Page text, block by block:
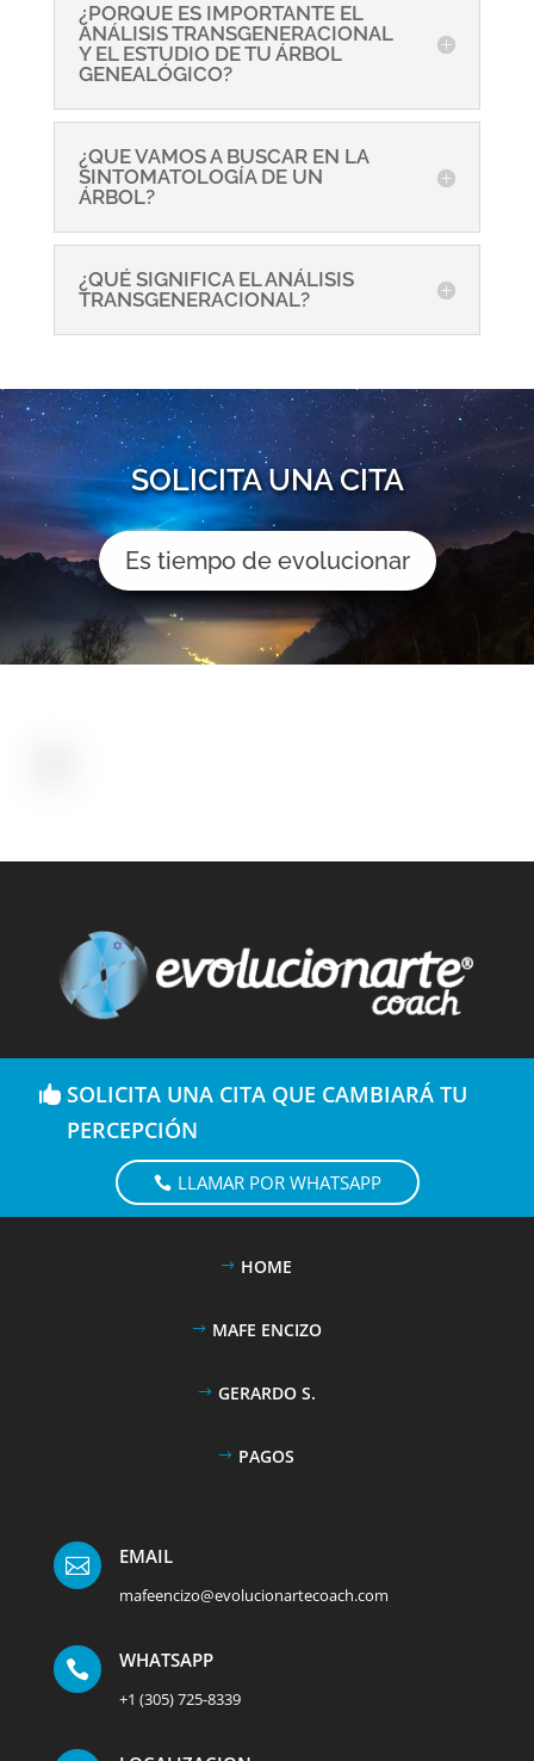
¿PORQUE ES IMPORTANTE EL
ANÁLISIS TRANSGENERACIONAL
Y EL ESTUDIO DE TU ÁRBOL
GENEALÓGICO?
¿QUE VAMOS A BUSCAR EN LA
SINTOMATOLOGÍA DE UN
ÁRBOL?
¿QUÉ SIGNIFICA EL ANÁLISIS
TRANSGENERACIONAL?
SOLICITA UNA CITA
Es tiempo de evolucionar
SOLICITA UNA CITA QUE CAMBIARÁ TU
PERCEPCIÓN
LLAMAR POR WHATSAPP
HOME
MAFE ENCIZO
GERARDO S.
PAGOS
 EMAIL
mafeencizo@evolucionartecoach.com
 WHATSAPP
+1 (305) 725-8339